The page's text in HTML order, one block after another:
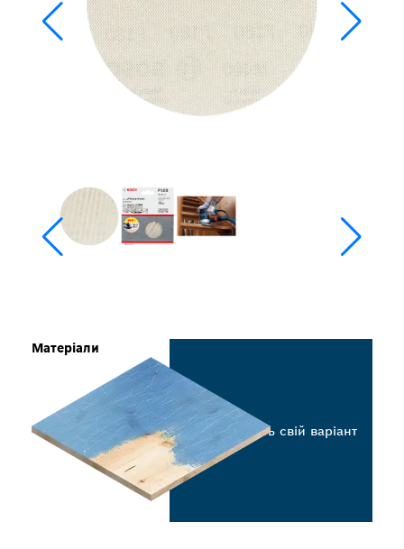
Матеріали
Виберіть свій варіант